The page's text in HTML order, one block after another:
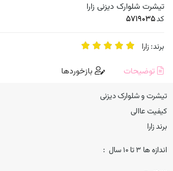
تیشرت شلوارک دیزنی زارا
کد
برند: زارا
توضیحات بازخوردها
تیشرت و شلوارک دیزنی
کیفیت عاالی
برند زارا
اندازه ها ۳ تا ۱۰ سال :